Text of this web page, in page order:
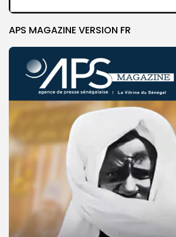
APS MAGAZINE VERSION FR